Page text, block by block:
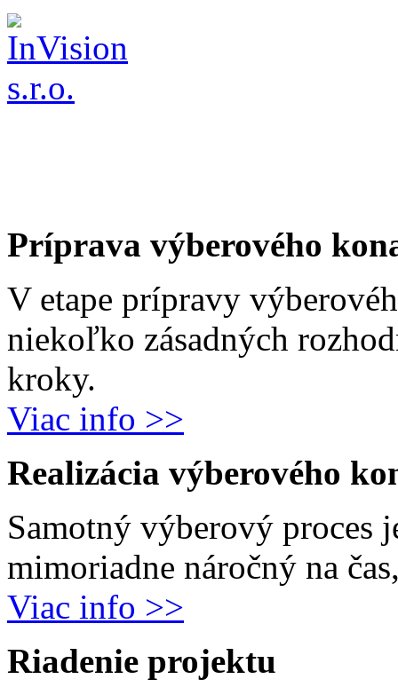
Príprava výberového
V etape prípravy
niekoľko zásadných
kroky.
Viac info >>
Realizácia výberového
Samotný výberový proces
mimoriadne náročný na
Viac info >>
Riadenie projektu